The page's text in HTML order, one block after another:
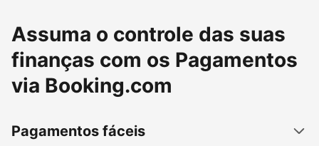
Assuma o controle das suas
finanças com os Pagamentos
via Booking.com
Pagamentos fáceis